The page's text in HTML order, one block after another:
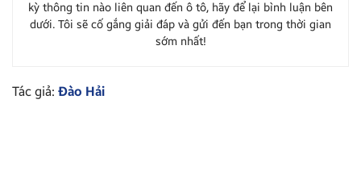
kỳ thông tin nào liên quan đến ô tô, hãy để lại bình luận bên
dưới. Tôi sẽ cố gắng giải đáp và gửi đến bạn trong thời gian
sớm nhất!
Tác giả: Đào Hải